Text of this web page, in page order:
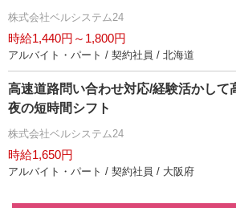
株式会社ベルシステム24
時給1,440円～1,800円
アルバイト・パート / 契約社員 / 北海道
高速道路問い合わせ対応/経験活かして
夜の短時間シフト
株式会社ベルシステム24
時給1,650円
アルバイト・パート / 契約社員 / 大阪府